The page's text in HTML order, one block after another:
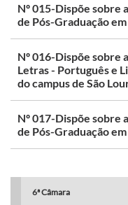
Nº 015-Dispõe sobre
de Pós-Graduação
Nº 016-Dispõe sobre
Letras - Português e
do campus de São
Nº 017-Dispõe sobre
de Pós-Graduação em
6ª Câmara